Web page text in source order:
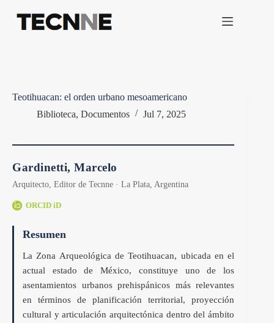
contenido
Teotihuacan: el orden urbano mesoamericano
Biblioteca, Documentos Jul 7, 2025
Gardinetti, Marcelo
Arquitecto, Editor de Tecnne · La Plata, Argentina
ORCID iD
Resumen
La Zona Arqueológica de Teotihuacan, ubicada en el
actual estado de México, constituye uno de los
asentamientos urbanos prehispánicos más relevantes
en términos de planificación territorial, proyección
cultural y articulación arquitectónica dentro del ámbito